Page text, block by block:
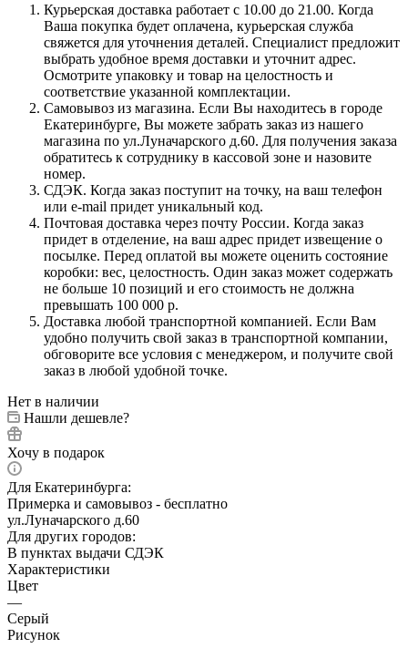
Курьерская доставка работает с 10.00 до 21.00. Когда
Ваша покупка будет оплачена, курьерская служба
свяжется для уточнения деталей. Специалист предложит
выбрать удобное время доставки и уточнит адрес.
Осмотрите упаковку и товар на целостность и
соответствие указанной комплектации.
Самовывоз из магазина. Если Вы находитесь в городе
Екатеринбурге, Вы можете забрать заказ из нашего
магазина по ул.Луначарского д.60. Для получения заказа
обратитесь к сотруднику в кассовой зоне и назовите
номер.
СДЭК. Когда заказ поступит на точку, на ваш телефон
или e-mail придет уникальный код.
Почтовая доставка через почту России. Когда заказ
придет в отделение, на ваш адрес придет извещение о
посылке. Перед оплатой вы можете оценить состояние
коробки: вес, целостность. Один заказ может содержать
не больше 10 позиций и его стоимость не должна
превышать 100 000 р.
Доставка любой транспортной компанией. Если Вам
удобно получить свой заказ в транспортной компании,
обговорите все условия с менеджером, и получите свой
заказ в любой удобной точке.
Нет в наличии
Нашли дешевле?
Хочу в подарок
Для Екатеринбурга:
Примерка и самовывоз - бесплатно
ул.Луначарского д.60
Для других городов:
В пунктах выдачи СДЭК
Характеристики
Цвет
—
Серый
Рисунок